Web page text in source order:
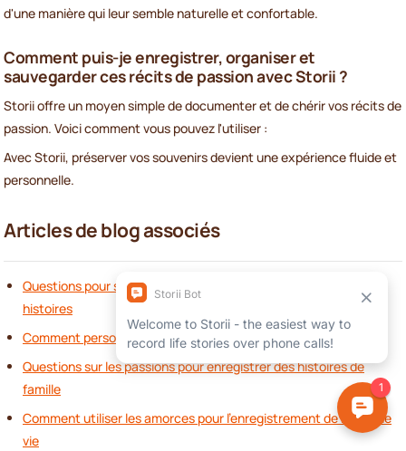
d'une manière qui leur semble naturelle et confortable.
Comment puis-je enregistrer, organiser et
sauvegarder ces récits de passion avec Storii ?
Storii offre un moyen simple de documenter et de chérir vos récits de
passion. Voici comment vous pouvez l'utiliser :
Avec Storii, préserver vos souvenirs devient une expérience fluide et
personnelle.
Articles de blog associés
Questions pour susciter la connaissance de soi à travers les
histoires
Comment personnaliser les amorces de récits pour les seniors
Questions sur les passions pour enregistrer des histoires de
famille
Comment utiliser les amorces pour l'enregistrement de récits de
vie